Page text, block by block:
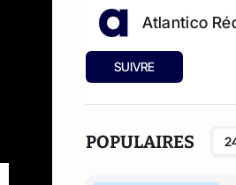
Atlantico
SUIVRE
POPULAIRES